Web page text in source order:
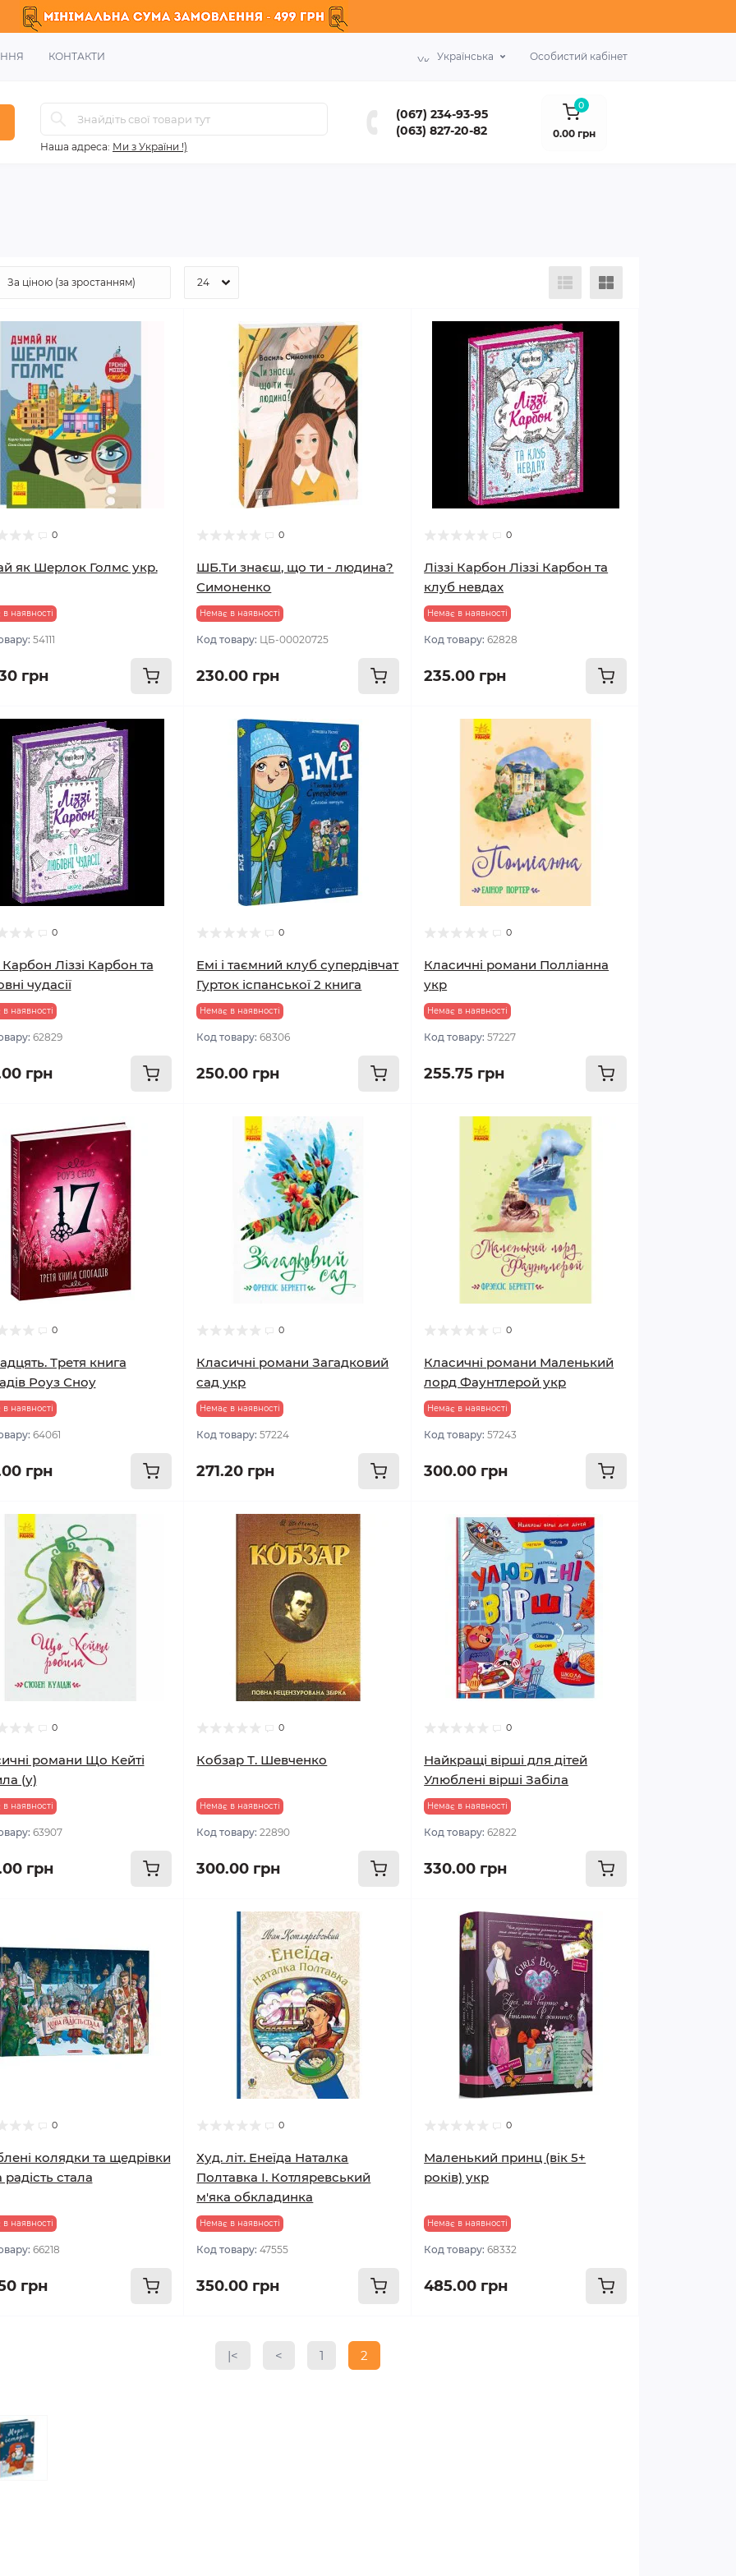
КОНТАКТИ Українська Особистий кабінет
Наша адреса: Ми з України !)
(067) 234-93-95
(063) 827-20-82
0
0.00 грн
0
як Шерлок Голмс укр.
наявності
54111
грн
0
ШБ.Ти знаєш, що ти - людина?
Симоненко
Немає в наявності
Код товару: ЦБ-00020725
230.00 грн
0
Ліззі Карбон Ліззі Карбон та
клуб невдах
Немає в наявності
Код товару:62828
235.00 грн
0
Карбон Ліззі Карбон та
чудасії
наявності
62829
грн
0
Емі і таємний клуб супердівчат
Гурток іспанської 2 книга
Немає в наявності
Код товару:68306
250.00 грн
0
Класичні романи Полліанна
укр
Немає в наявності
Код товару:57227
255.75 грн
0
Третя книга
Роуз Сноу
наявності
64061
грн
0
Класичні романи Загадковий
сад укр
Немає в наявності
Код товару:57224
271.20 грн
0
Класичні романи Маленький
лорд Фаунтлерой укр
Немає в наявності
Код товару:57243
300.00 грн
0
романи Що Кейті
(у)
наявності
63907
грн
0
Кобзар Т. Шевченко
Немає в наявності
Код товару:22890
300.00 грн
0
Найкращі вірші для дітей
Улюблені вірші Забіла
Немає в наявності
Код товару:62822
330.00 грн
0
колядки та щедрівки
стала
наявності
66218
грн
0
Худ. літ. Енеїда Наталка
Полтавка І. Котляревський
м'яка обкладинка
Немає в наявності
Код товару:47555
350.00 грн
0
Маленький принц (вік 5+
років) укр
Немає в наявності
Код товару:68332
485.00 грн
|< < 1 2